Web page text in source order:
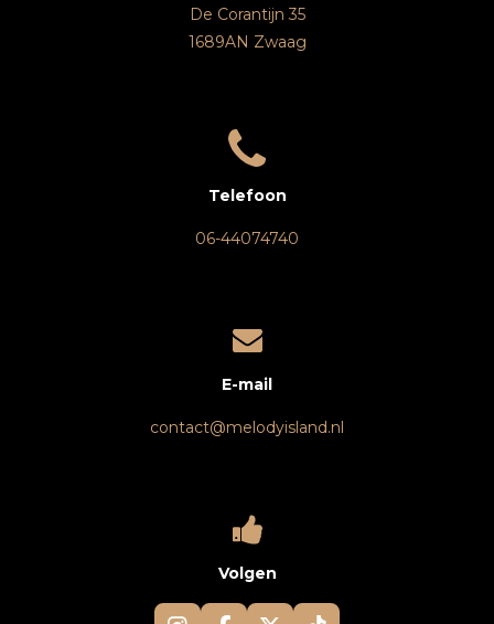
De Corantijn 35
1689AN Zwaag
Telefoon
06-44074740
E-mail
contact@melodyisland.nl
Volgen